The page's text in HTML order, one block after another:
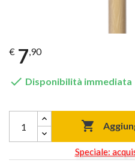
€ 7,90
 Disponibilità immediata

Speciale: